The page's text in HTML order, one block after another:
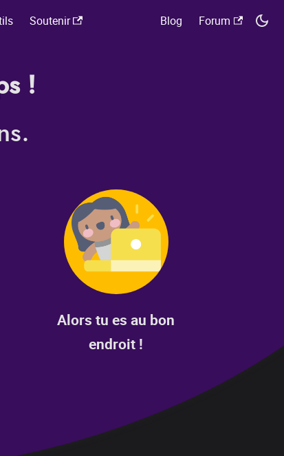
Soutenir Blog Forum
!
Alors tu es au bon
endroit !